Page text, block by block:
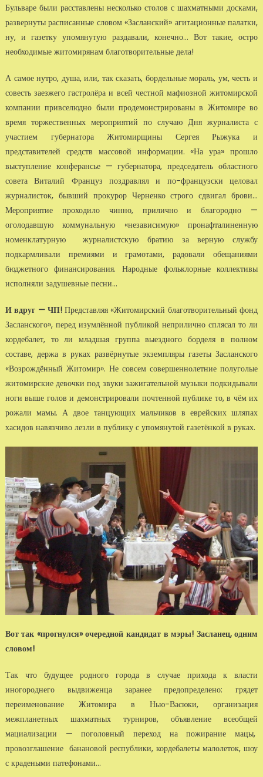
Бульваре были расставлены несколько столов с шахматными досками,
развернуты расписанные словом «Засланский» агитационные палатки,
ну, и газетку упомянутую раздавали, конечно... Вот такие, остро
необходимые житомирянам благотворительные дела!
А самое нутро, душа, или, так сказать, бордельные мораль, ум, честь и
совесть заезжего гастролёра и всей честной мафиозной житомирской
компании привселюдно были продемонстрированы в Житомире во
время торжественных мероприятий по случаю Дня журналиста с
участием губернатора Житомирщины Сергея Рыжука и
представителей средств массовой информации. «На ура» прошло
выступление конферансье — губернатора, председатель областного
совета Виталий Француз поздравлял и по-французски целовал
журналисток, бывший прокурор Черненко строго сдвигал брови...
Мероприятие проходило чинно, прилично и благородно —
оголодавшую коммунальную «независимую» пронафталиненную
номенклатурную журналистскую братию за верную службу
подкармливали премиями и грамотами, радовали обещаниями
бюджетного финансирования. Народные фольклорные коллективы
исполняли задушевные песни...
И вдруг — ЧП!Представляя «Житомирский благотворительный фонд
Засланского», перед изумлённой публикой неприлично сплясал то ли
кордебалет, то ли младшая группа выездного борделя в полном
составе, держа в руках развёрнутые экземпляры газеты Засланского
«Возрождённый Житомир». Не совсем совершеннолетние полуголые
житомирские девочки под звуки зажигательной музыки подкидывали
ноги выше голов и демонстрировали почтенной публике то, в чём их
рожали мамы. А двое танцующих мальчиков в еврейских шляпах
хасидов навязчиво лезли в публику с упомянутой газетёнкой в руках.
Вот так «прогнулся» очередной кандидат в мэры! Засланец, одним
словом!
Так что будущее родного города в случае прихода к власти
иногороднего выдвиженца заранее предопределено: грядет
переименование Житомира в Нью-Васюки, организация
межпланетных шахматных турниров, объявление всеобщей
мациализации — поголовный переход на пожирание мацы,
провозглашение банановой республики, кордебалеты малолеток, шоу
с крадеными патефонами...